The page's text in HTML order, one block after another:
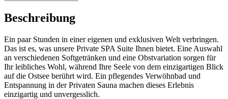
Beschreibung
Ein paar Stunden in einer eigenen und exklusiven Welt verbringen.
Das ist es, was unsere Private SPA Suite Ihnen bietet. Eine Auswahl
an verschiedenen Softgetränken und eine Obstvariation sorgen für
Ihr leibliches Wohl, während Ihre Seele von dem einzigartigen Blick
auf die Ostsee berührt wird. Ein pflegendes Verwöhnbad und
Entspannung in der Privaten Sauna machen dieses Erlebnis
einzigartig und unvergesslich.